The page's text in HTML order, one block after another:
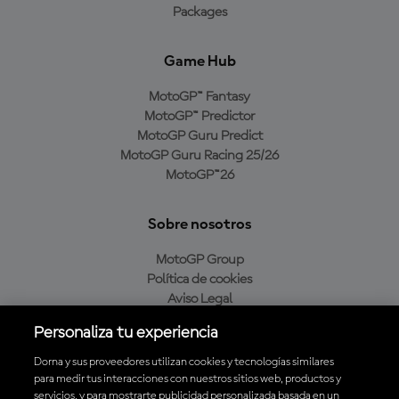
Packages
Game Hub
MotoGP™ Fantasy
MotoGP™ Predictor
MotoGP Guru Predict
MotoGP Guru Racing 25/26
MotoGP™26
Sobre nosotros
MotoGP Group
Política de cookies
Aviso Legal
Política de compra
Personaliza tu experiencia
Dorna y sus proveedores utilizan cookies y tecnologías similares
para medir tus interacciones con nuestros sitios web, productos y
servicios, y para mostrarte publicidad personalizada basada en un